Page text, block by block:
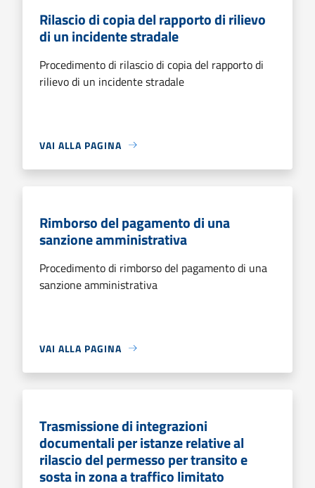
Rilascio di copia del rapporto di rilievo
di un incidente stradale
Procedimento di rilascio di copia del rapporto di
rilievo di un incidente stradale
VAI ALLA PAGINA
Rimborso del pagamento di una
sanzione amministrativa
Procedimento di rimborso del pagamento di una
sanzione amministrativa
VAI ALLA PAGINA
Trasmissione di integrazioni
documentali per istanze relative al
rilascio del permesso per transito e
sosta in zona a traffico limitato